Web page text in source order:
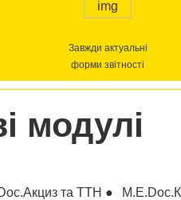
Завжди актуальні
форми звітності
модулі
та ТТН ●